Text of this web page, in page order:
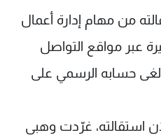
من مهام إدارة أعمال
عبر مواقع التواصل
حسابه الرسمي على
استقالته، غرّدت وهبي
الخصوصية